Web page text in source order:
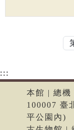
:::
本館 | 總機
100007 臺
平公園內)